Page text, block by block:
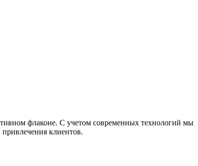
флаконе. С учетом современных технологий мы
клиентов.